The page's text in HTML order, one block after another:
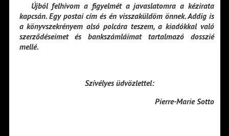
Újból felhívom a figyelmét a javaslatomra a kézirata
kapcsán. Egy postai cím és én visszaküldöm önnek. Addig is
a könyvszekrényem alsó polcára teszem, a kiadókkal való
szerződéseimet és bankszámláimat tartalmazó dosszié
mellé.
Szívélyes üdvözlettel:
Pierre-Marie Sotto